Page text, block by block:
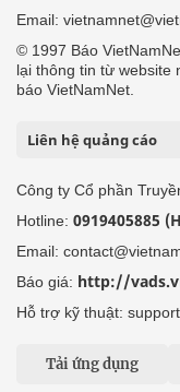
Email:
© 1997 Báo
lại thông tin từ website
báo VietNamNet.
Liên hệ quảng cáo
Công ty Cổ phần
Hotline: 0919405885
Email:
Báo giá: http://
Hỗ trợ kỹ thuật:
Tải ứng dụng